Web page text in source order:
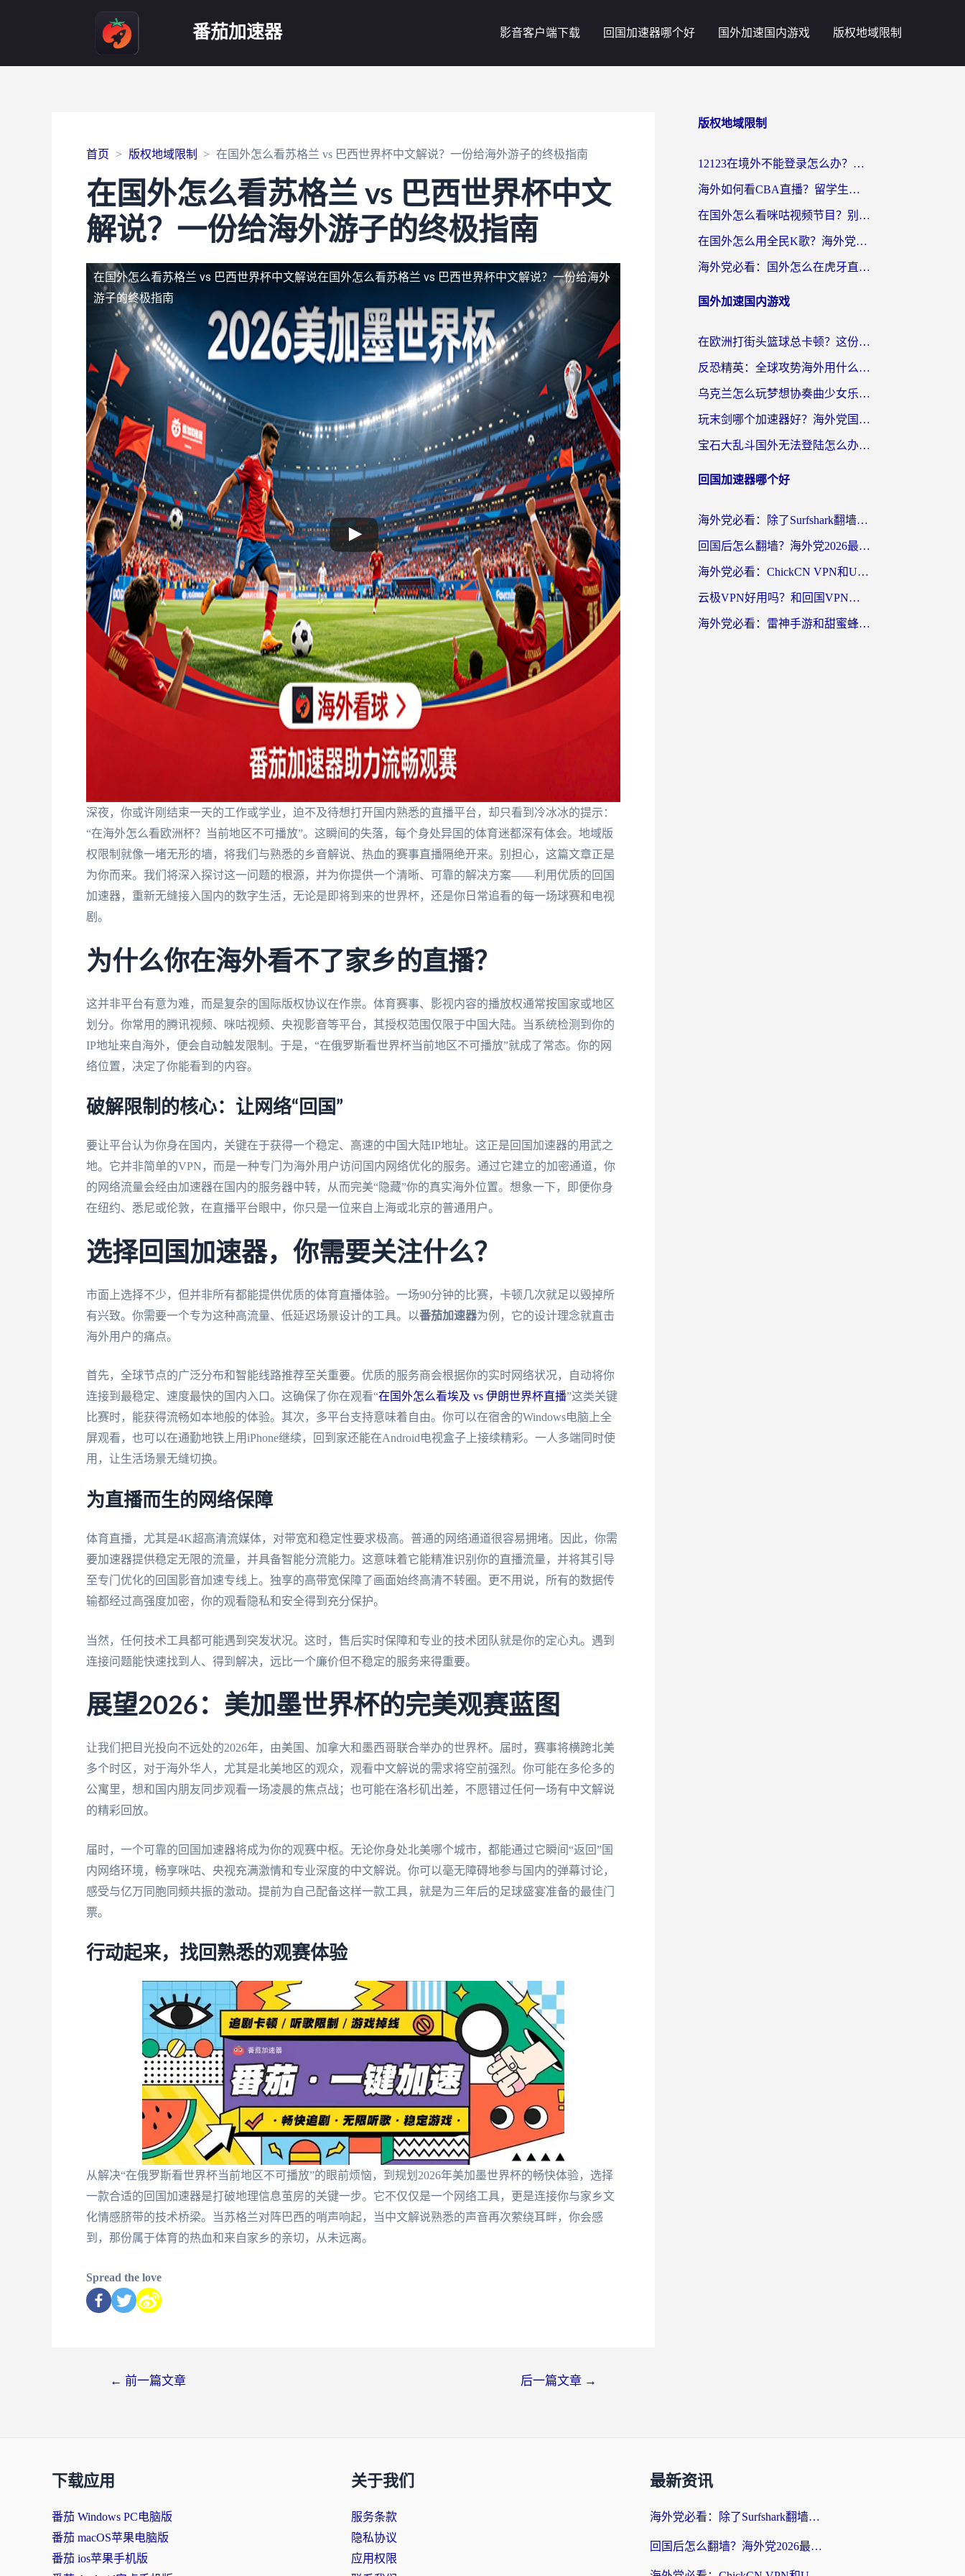
番茄加速器 影音客户端下载 回国加速器哪个好 国外加速国内游戏 版权地域限制
首页 版权地域限制 在国外怎么看苏格兰 vs 巴西世界杯中文解说？一份给海外游子的终极指南
在国外怎么看苏格兰 vs 巴西世界杯中文
解说？一份给海外游子的终极指南
在国外怎么看苏格兰 vs 巴西世界杯中文解说在国外怎么看苏格兰 vs 巴西世界杯中文解说？一份给海外
游子的终极指南
深夜，你或许刚结束一天的工作或学业，迫不及待想打开国内熟悉的直播平台，却只看到冷冰冰的提示：
“在海外怎么看欧洲杯？当前地区不可播放”。这瞬间的失落，每个身处异国的体育迷都深有体会。地域版
权限制就像一堵无形的墙，将我们与熟悉的乡音解说、热血的赛事直播隔绝开来。别担心，这篇文章正是
为你而来。我们将深入探讨这一问题的根源，并为你提供一个清晰、可靠的解决方案——利用优质的回国
加速器，重新无缝接入国内的数字生活，无论是即将到来的世界杯，还是你日常追看的每一场球赛和电视
剧。
为什么你在海外看不了家乡的直播？
这并非平台有意为难，而是复杂的国际版权协议在作祟。体育赛事、影视内容的播放权通常按国家或地区
划分。你常用的腾讯视频、咪咕视频、央视影音等平台，其授权范围仅限于中国大陆。当系统检测到你的
IP地址来自海外，便会自动触发限制。于是，“在俄罗斯看世界杯当前地区不可播放”就成了常态。你的网
络位置，决定了你能看到的内容。
破解限制的核心：让网络“回国”
要让平台认为你身在国内，关键在于获得一个稳定、高速的中国大陆IP地址。这正是回国加速器的用武之
地。它并非简单的VPN，而是一种专门为海外用户访问国内网络优化的服务。通过它建立的加密通道，你
的网络流量会经由加速器在国内的服务器中转，从而完美“隐藏”你的真实海外位置。想象一下，即便你身
在纽约、悉尼或伦敦，在直播平台眼中，你只是一位来自上海或北京的普通用户。
选择回国加速器，你需要关注什么？
市面上选择不少，但并非所有都能提供优质的体育直播体验。一场90分钟的比赛，卡顿几次就足以毁掉所
有兴致。你需要一个专为这种高流量、低延迟场景设计的工具。以番茄加速器为例，它的设计理念就直击
海外用户的痛点。
首先，全球节点的广泛分布和智能线路推荐至关重要。优质的服务商会根据你的实时网络状况，自动将你
连接到最稳定、速度最快的国内入口。这确保了你在观看“在国外怎么看埃及 vs 伊朗世界杯直播”这类关键
比赛时，能获得流畅如本地般的体验。其次，多平台支持意味着自由。你可以在宿舍的Windows电脑上全
屏观看，也可以在通勤地铁上用iPhone继续，回到家还能在Android电视盒子上接续精彩。一人多端同时使
用，让生活场景无缝切换。
为直播而生的网络保障
体育直播，尤其是4K超高清流媒体，对带宽和稳定性要求极高。普通的网络通道很容易拥堵。因此，你需
要加速器提供稳定无限的流量，并具备智能分流能力。这意味着它能精准识别你的直播流量，并将其引导
至专门优化的回国影音加速专线上。独享的高带宽保障了画面始终高清不转圈。更不用说，所有的数据传
输都经过高强度加密，你的观看隐私和安全得到充分保护。
当然，任何技术工具都可能遇到突发状况。这时，售后实时保障和专业的技术团队就是你的定心丸。遇到
连接问题能快速找到人、得到解决，远比一个廉价但不稳定的服务来得重要。
展望2026：美加墨世界杯的完美观赛蓝图
让我们把目光投向不远处的2026年，由美国、加拿大和墨西哥联合举办的世界杯。届时，赛事将横跨北美
多个时区，对于海外华人，尤其是北美地区的观众，观看中文解说的需求将空前强烈。你可能在多伦多的
公寓里，想和国内朋友同步观看一场凌晨的焦点战；也可能在洛杉矶出差，不愿错过任何一场有中文解说
的精彩回放。
届时，一个可靠的回国加速器将成为你的观赛中枢。无论你身处北美哪个城市，都能通过它瞬间“返回”国
内网络环境，畅享咪咕、央视充满激情和专业深度的中文解说。你可以毫无障碍地参与国内的弹幕讨论，
感受与亿万同胞同频共振的激动。提前为自己配备这样一款工具，就是为三年后的足球盛宴准备的最佳门
票。
行动起来，找回熟悉的观赛体验
从解决“在俄罗斯看世界杯当前地区不可播放”的眼前烦恼，到规划2026年美加墨世界杯的畅快体验，选择
一款合适的回国加速器是打破地理信息茧房的关键一步。它不仅仅是一个网络工具，更是连接你与家乡文
化情感脐带的技术桥梁。当苏格兰对阵巴西的哨声响起，当中文解说熟悉的声音再次萦绕耳畔，你会感
到，那份属于体育的热血和来自家乡的亲切，从未远离。
Spread the love
← 前一篇文章 后一篇文章 →
版权地域限制
12123在境外不能登录怎么办？海外党亲测有效的回国加速方案
海外如何看CBA直播？留学生亲测有效的体育赛事观看指南
在国外怎么看咪咕视频节目？别让地域限制挡住你的追剧自由
在国外怎么用全民K歌？海外党亲测不卡顿的回国加速秘籍
海外党必看：国外怎么在虎牙直播不卡顿？附腾讯视频网易云音乐解决方案
国外加速国内游戏
在欧洲打街头篮球总卡顿？这份加速器选择指南帮你解决延迟难题
反恐精英：全球攻势海外用什么加速器登录？海外党国服游戏畅玩指南
乌克兰怎么玩梦想协奏曲少女乐团派对？海外党国服游戏加速全攻略（附欧洲重生细胞荒野行动不卡技巧）
玩末剑哪个加速器好？海外党国服游戏畅玩终极指南（附3款热门游戏实测）
宝石大乱斗国外无法登陆怎么办？海外玩家专属加速指南（附穿越火线原野传说解决方案）
回国加速器哪个好
海外党必看：除了Surfshark翻墙回国，这些加速器选择技巧你真的懂吗？
回国后怎么翻墙？海外党2026最新无缝访问国内资源全攻略（附对比实测）
海外党必看：ChickCN VPN和UfunR VPN对比哪个回国效果更好？附实用选择指南
云极VPN好用吗？和回国VPN对比哪个回国效果更好？海外党亲测避坑指南
海外党必看：雷神手游和甜蜜蜂好用吗？3步选对回国加速器无缝刷国内资源
下载应用
番茄 Windows PC电脑版
番茄 macOS苹果电脑版
番茄 ios苹果手机版
关于我们
服务条款
隐私协议
应用权限
最新资讯
海外党必看：除了Surfshark翻墙回国，这些加速器选择技巧你真的懂吗？
回国后怎么翻墙？海外党2026最新无缝访问国内资源全攻略（附对比实测）